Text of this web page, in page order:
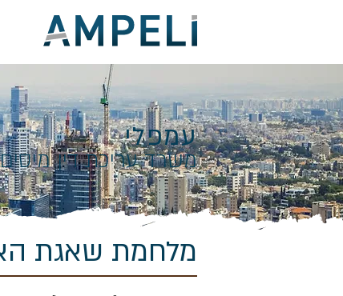
עמפלי
משרד עריכת דין מיסים
מלחמת שאגת